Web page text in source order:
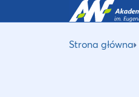
Strona główna